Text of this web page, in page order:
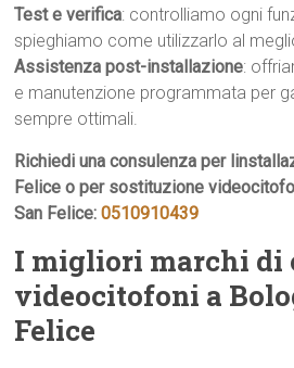
Test e verifica: controlliamo ogni
spieghiamo come utilizzarlo al
Assistenza post-installazione:
e manutenzione programmata per
sempre ottimali.
Richiedi una consulenza per
Felice o per sostituzione
San Felice: 0510910439
I migliori marchi di
videocitofoni a
Felice